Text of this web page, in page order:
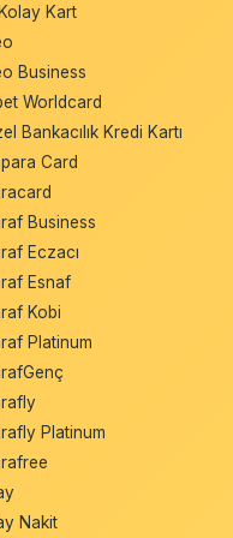
Kart
Business
Worldcard
Bankacılık Kredi Kartı
Card
Business
Eczacı
Esnaf
Kobi
Platinum
Platinum
Nakit